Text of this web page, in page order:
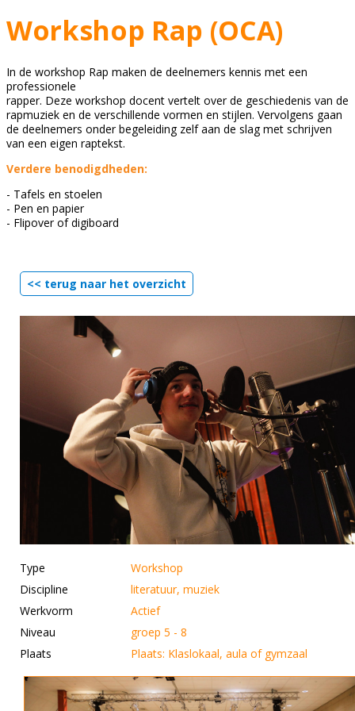
Workshop Rap (OCA)
In de workshop Rap maken de deelnemers kennis met een
professionele
rapper. Deze workshop docent vertelt over de geschiedenis van de
rapmuziek en de verschillende vormen en stijlen. Vervolgens gaan
de deelnemers onder begeleiding zelf aan de slag met schrijven
van een eigen raptekst.
Verdere benodigdheden:
- Tafels en stoelen
- Pen en papier
- Flipover of digiboard
<< terug naar het overzicht
Type
Workshop
Discipline
literatuur, muziek
Werkvorm
Actief
Niveau
groep 5 - 8
Plaats
Plaats: Klaslokaal, aula of gymzaal